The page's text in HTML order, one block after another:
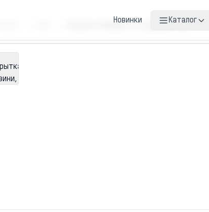
Новинки Каталог
Открытка "Извини, но я красивее" sale